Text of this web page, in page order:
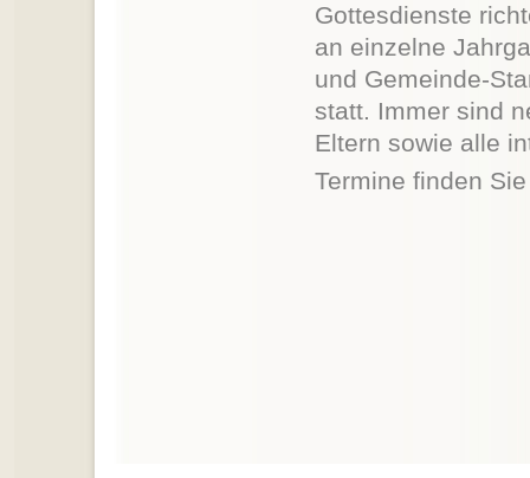
Gottesdienste
an einzelne
und Gemeinde-
statt. Immer sind
Eltern sowie alle
Termine finden